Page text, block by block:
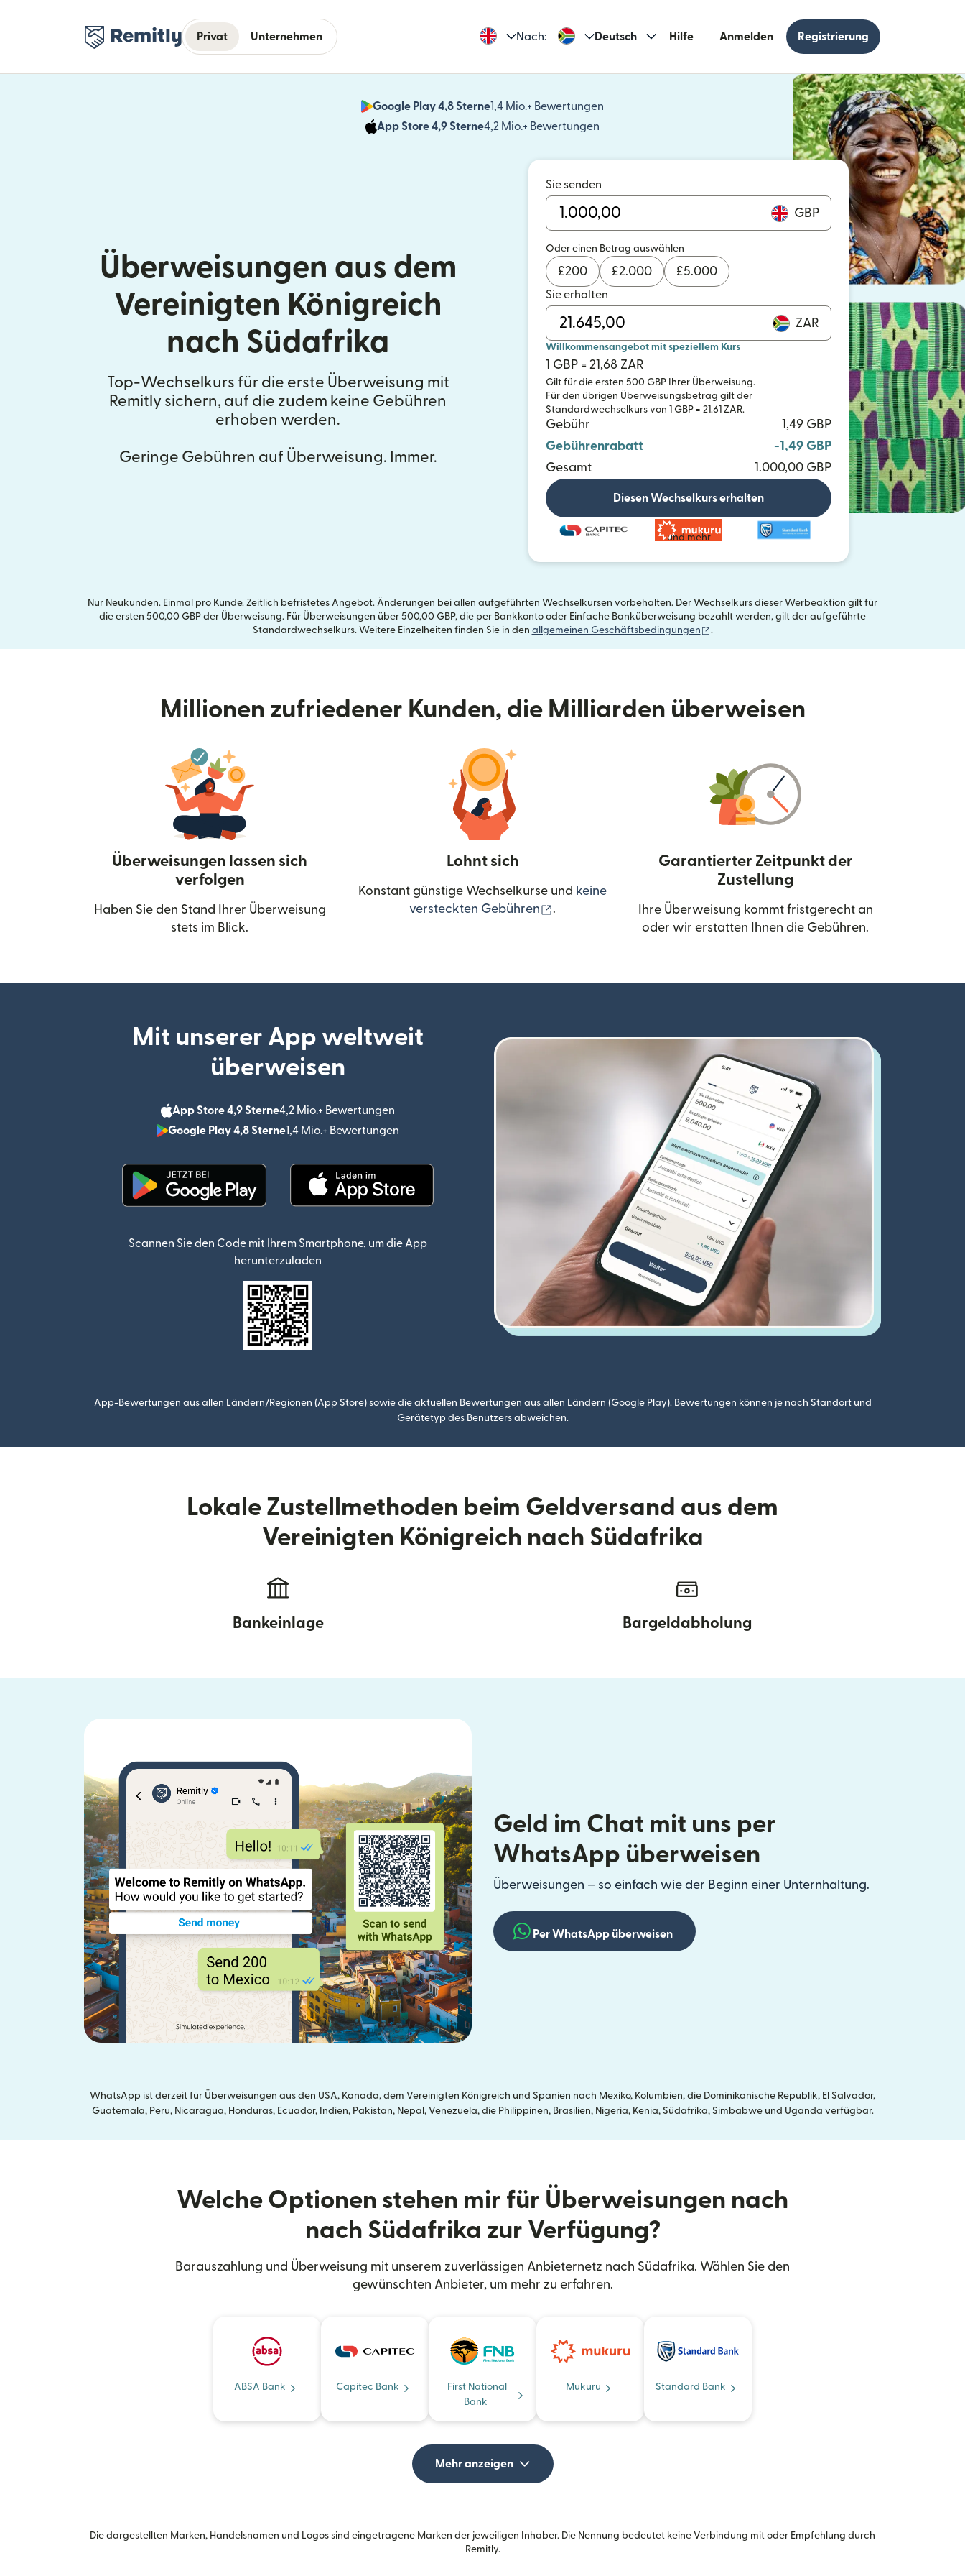
Privat Unternehmen Nach: Deutsch Hilfe Anmelden Registrierung
Google Play 4,8 Sterne1,4 Mio.+ Bewertungen
(wird in einem neuen Fenster geöffnet)
App Store 4,9 Sterne4,2 Mio.+ Bewertungen
(wird in einem neuen Fenster geöffnet)
Überweisungen aus dem
Vereinigten Königreich
nach Südafrika
Top-Wechselkurs für die erste Überweisung mit
Remitly sichern, auf die zudem keine Gebühren
erhoben werden.
Geringe Gebühren auf Überweisung. Immer.
Sie senden
GBP
Oder einen Betrag auswählen
£200 £2.000 £5.000
Sie erhalten
ZAR
Willkommensangebot mit speziellem Kurs
1 GBP = 21,68 ZAR
Gilt für die ersten 500 GBP Ihrer Überweisung.
Für den übrigen Überweisungsbetrag gilt der
Standardwechselkurs von 1 GBP = 21.61 ZAR.
Gebühr
1,49 GBP
Gebührenrabatt
-1,49 GBP
Gesamt
1.000,00 GBP
Diesen Wechselkurs erhalten
und mehr
Nur Neukunden. Einmal pro Kunde. Zeitlich befristetes Angebot. Änderungen bei allen aufgeführten Wechselkursen vorbehalten. Der Wechselkurs dieser Werbeaktion gilt für
die ersten 500,00 GBP der Überweisung. Für Überweisungen über 500,00 GBP, die per Bankkonto oder Einfache Banküberweisung bezahlt werden, gilt der aufgeführte
Standardwechselkurs. Weitere Einzelheiten finden Sie in den allgemeinen Geschäftsbedingungen (wird in einem neuen Fenster geöffnet)
.
Millionen zufriedener Kunden, die Milliarden überweisen
Überweisungen lassen sich
verfolgen
Haben Sie den Stand Ihrer Überweisung
stets im Blick.
Lohnt sich
Konstant günstige Wechselkurse und keine
versteckten Gebühren
(wird in einem neuen Fenster geöffnet)
.
Garantierter Zeitpunkt der
Zustellung
Ihre Überweisung kommt fristgerecht an
oder wir erstatten Ihnen die Gebühren.
Mit unserer App weltweit
überweisen
App Store 4,9 Sterne4,2 Mio.+ Bewertungen
Google Play 4,8 Sterne1,4 Mio.+ Bewertungen
Scannen Sie den Code mit Ihrem Smartphone, um die App
herunterzuladen
App-Bewertungen aus allen Ländern/Regionen (App Store) sowie die aktuellen Bewertungen aus allen Ländern (Google Play). Bewertungen können je nach Standort und
Gerätetyp des Benutzers abweichen.
Lokale Zustellmethoden beim Geldversand aus dem
Vereinigten Königreich nach Südafrika
Bankeinlage Bargeldabholung
Geld im Chat mit uns per
WhatsApp überweisen
Überweisungen – so einfach wie der Beginn einer Unternhaltung.
Per WhatsApp überweisen
WhatsApp ist derzeit für Überweisungen aus den USA, Kanada, dem Vereinigten Königreich und Spanien nach Mexiko, Kolumbien, die Dominikanische Republik, El Salvador,
Guatemala, Peru, Nicaragua, Honduras, Ecuador, Indien, Pakistan, Nepal, Venezuela, die Philippinen, Brasilien, Nigeria, Kenia, Südafrika, Simbabwe und Uganda verfügbar.
Welche Optionen stehen mir für Überweisungen nach
nach Südafrika zur Verfügung?
Barauszahlung und Überweisung mit unserem zuverlässigen Anbieternetz nach Südafrika. Wählen Sie den
gewünschten Anbieter, um mehr zu erfahren.
ABSA Bank Capitec Bank
First National
Bank
Mukuru Standard Bank
Mehr anzeigen
Die dargestellten Marken, Handelsnamen und Logos sind eingetragene Marken der jeweiligen Inhaber. Die Nennung bedeutet keine Verbindung mit oder Empfehlung durch
Remitly.